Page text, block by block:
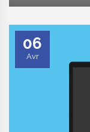
06
Avr